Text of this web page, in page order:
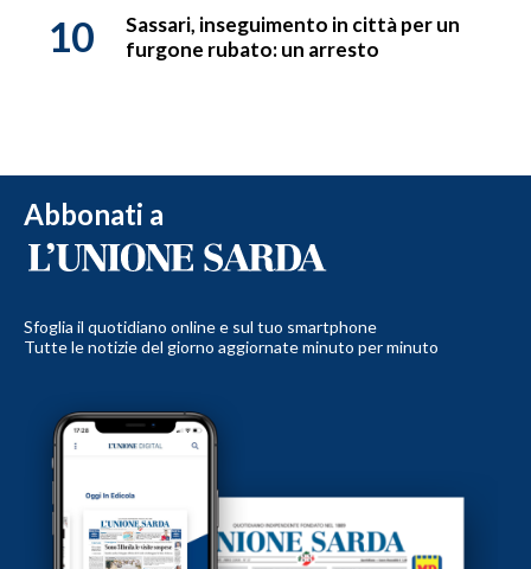
10
Sassari, inseguimento in città per un
furgone rubato: un arresto
Abbonati a
Sfoglia il quotidiano online e sul tuo smartphone
Tutte le notizie del giorno aggiornate minuto per minuto